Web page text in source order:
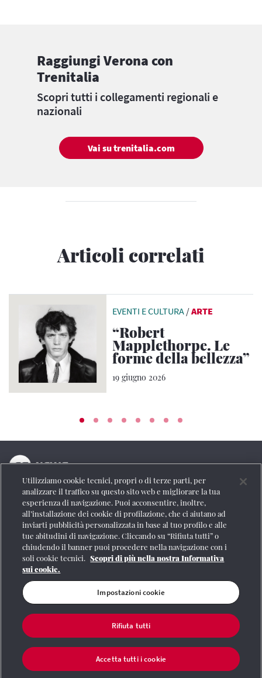
Raggiungi Verona con
Trenitalia
Scopri tutti i collegamenti regionali e
nazionali
Vai su trenitalia.com
Articoli correlati
EVENTI E CULTURA /ARTE
“Robert
Mapplethorpe. Le
forme della bellezza”
19 giugno 2026
La testata online del Gruppo FS Italiane
Social
Se vuoi contattarci o avere altre informazioni
CONTATTI
Registrazione Tribunale di Roma n° 204/2009
Aut. SIAE 1312/I/1382-Lic.
Società Consortile Fonografici 577/08|© Gruppo FS Italiane 2020|Mappa del
| |Credits | Protezione dei dati personali
Partita
Iva 06359501001
Utilizziamo cookie tecnici, propri o di terze parti, per
analizzare il traffico su questo sito web e migliorare la tua
esperienza di navigazione. Puoi acconsentire, inoltre,
all’installazione dei cookie di profilazione, che ci aiutano ad
inviarti pubblicità personalizzata in base al tuo profilo e alle
tue abitudini di navigazione. Cliccando su “Rifiuta tutti” o
chiudendo il banner puoi procedere nella navigazione con i
soli cookie tecnici. Scopri di più nella nostra Informativa
sui cookie.
Impostazioni cookie
Rifiuta tutti
Accetta tutti i cookie